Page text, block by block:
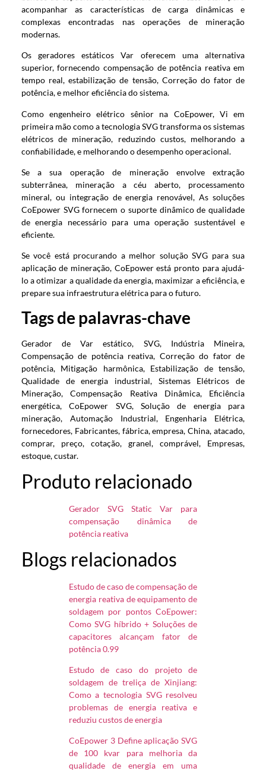
acompanhar as características de carga dinâmicas e
complexas encontradas nas operações de mineração
modernas.
Os geradores estáticos Var oferecem uma alternativa
superior, fornecendo compensação de potência reativa em
tempo real, estabilização de tensão, Correção do fator de
potência, e melhor eficiência do sistema.
Como engenheiro elétrico sênior na CoEpower, Vi em
primeira mão como a tecnologia SVG transforma os sistemas
elétricos de mineração, reduzindo custos, melhorando a
confiabilidade, e melhorando o desempenho operacional.
Se a sua operação de mineração envolve extração
subterrânea, mineração a céu aberto, processamento
mineral, ou integração de energia renovável, As soluções
CoEpower SVG fornecem o suporte dinâmico de qualidade
de energia necessário para uma operação sustentável e
eficiente.
Se você está procurando a melhor solução SVG para sua
aplicação de mineração, CoEpower está pronto para ajudá-
lo a otimizar a qualidade da energia, maximizar a eficiência, e
prepare sua infraestrutura elétrica para o futuro.
Tags de palavras-chave
Gerador de Var estático, SVG, Indústria Mineira,
Compensação de potência reativa, Correção do fator de
potência, Mitigação harmônica, Estabilização de tensão,
Qualidade de energia industrial, Sistemas Elétricos de
Mineração, Compensação Reativa Dinâmica, Eficiência
energética, CoEpower SVG, Solução de energia para
mineração, Automação Industrial, Engenharia Elétrica,
fornecedores, Fabricantes, fábrica, empresa, China, atacado,
comprar, preço, cotação, granel, comprável, Empresas,
estoque, custar.
Produto relacionado
Gerador SVG Static Var para
compensação dinâmica de
potência reativa
Blogs relacionados
Estudo de caso de compensação de
energia reativa de equipamento de
soldagem por pontos CoEpower:
Como SVG híbrido + Soluções de
capacitores alcançam fator de
potência 0.99
Estudo de caso do projeto de
soldagem de treliça de Xinjiang:
Como a tecnologia SVG resolveu
problemas de energia reativa e
reduziu custos de energia
CoEpower 3 Define aplicação SVG
de 100 kvar para melhoria da
qualidade de energia em uma